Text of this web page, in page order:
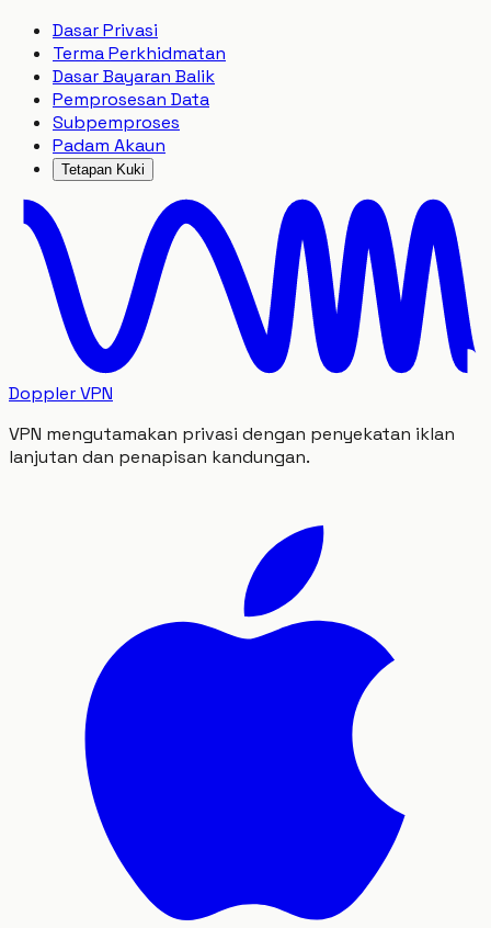
Dasar Privasi
Terma Perkhidmatan
Dasar Bayaran Balik
Pemprosesan Data
Subpemproses
Padam Akaun
Tetapan Kuki
Doppler VPN
VPN mengutamakan privasi dengan penyekatan iklan
lanjutan dan penapisan kandungan.